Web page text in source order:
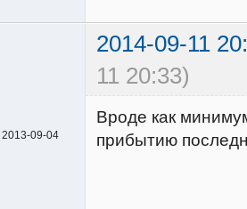
2014-09-11
11 20:33)
2013-09-04
Вроде как
прибытию